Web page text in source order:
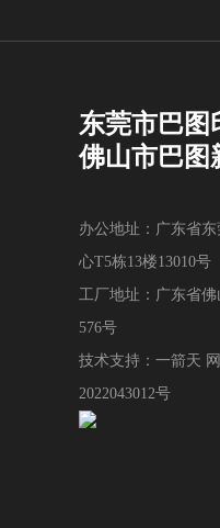
东莞市巴图
佛山市巴图
办公地址：广东省
心T5栋13楼13010号
工厂地址：广东省
576号
技术支持：一箭天
2022043012号